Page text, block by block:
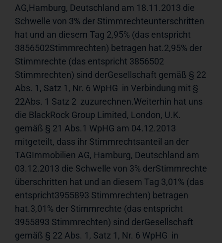
AG,Hamburg, Deutschland am 18.11.2013 die
Schwelle von 3% der Stimmrechteunterschritten
hat und an diesem Tag 2,95% (das entspricht
3856502Stimmrechten) betragen hat.2,95% der
Stimmrechte (das entspricht 3856502
Stimmrechten) sind derGesellschaft gemäß § 22
Abs. 1, Satz 1, Nr. 6 WpHG  in Verbindung mit §
22Abs. 1 Satz 2  zuzurechnen.Weiterhin hat uns
die BlackRock Group Limited, London, U.K.
gemäß § 21 Abs.1 WpHG am 04.12.2013
mitgeteilt, dass ihr Stimmrechtsanteil an der
TAGImmobilien AG, Hamburg, Deutschland am
03.12.2013 die Schwelle von 3% derStimmrechte
überschritten hat und an diesem Tag 3,01% (das
entspricht3955893 Stimmrechten) betragen
hat.3,01% der Stimmrechte (das entspricht
3955893 Stimmrechten) sind derGesellschaft
gemäß § 22 Abs. 1, Satz 1, Nr. 6 WpHG  in